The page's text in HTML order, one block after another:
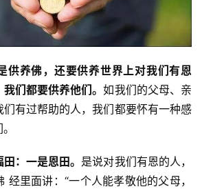
供养佛，还要供养世界上对我们有恩
们都要供养他们。如我们的父母、亲
有过帮助的人，我们都要怀有一种感
：一是恩田。 是说对我们有恩的人，
经里面讲：“一个人能孝敬他的父母，